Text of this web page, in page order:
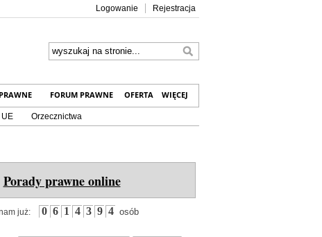
Logowanie Rejestracja
FORUM PRAWNE OFERTA WIĘCEJ
UE Orzecznictwa
Porady prawne online
już: 0 6 1 4 3 9 4 osób